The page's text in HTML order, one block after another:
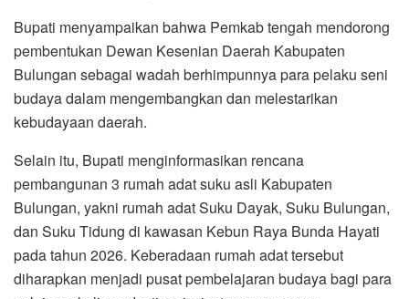
Bupati menyampaikan bahwa Pemkab tengah mendorong
pembentukan Dewan Kesenian Daerah Kabupaten
Bulungan sebagai wadah berhimpunnya para pelaku seni
budaya dalam mengembangkan dan melestarikan
kebudayaan daerah.
Selain itu, Bupati menginformasikan rencana
pembangunan 3 rumah adat suku asli Kabupaten
Bulungan, yakni rumah adat Suku Dayak, Suku Bulungan,
dan Suku Tidung di kawasan Kebun Raya Bunda Hayati
pada tahun 2026. Keberadaan rumah adat tersebut
diharapkan menjadi pusat pembelajaran budaya bagi para